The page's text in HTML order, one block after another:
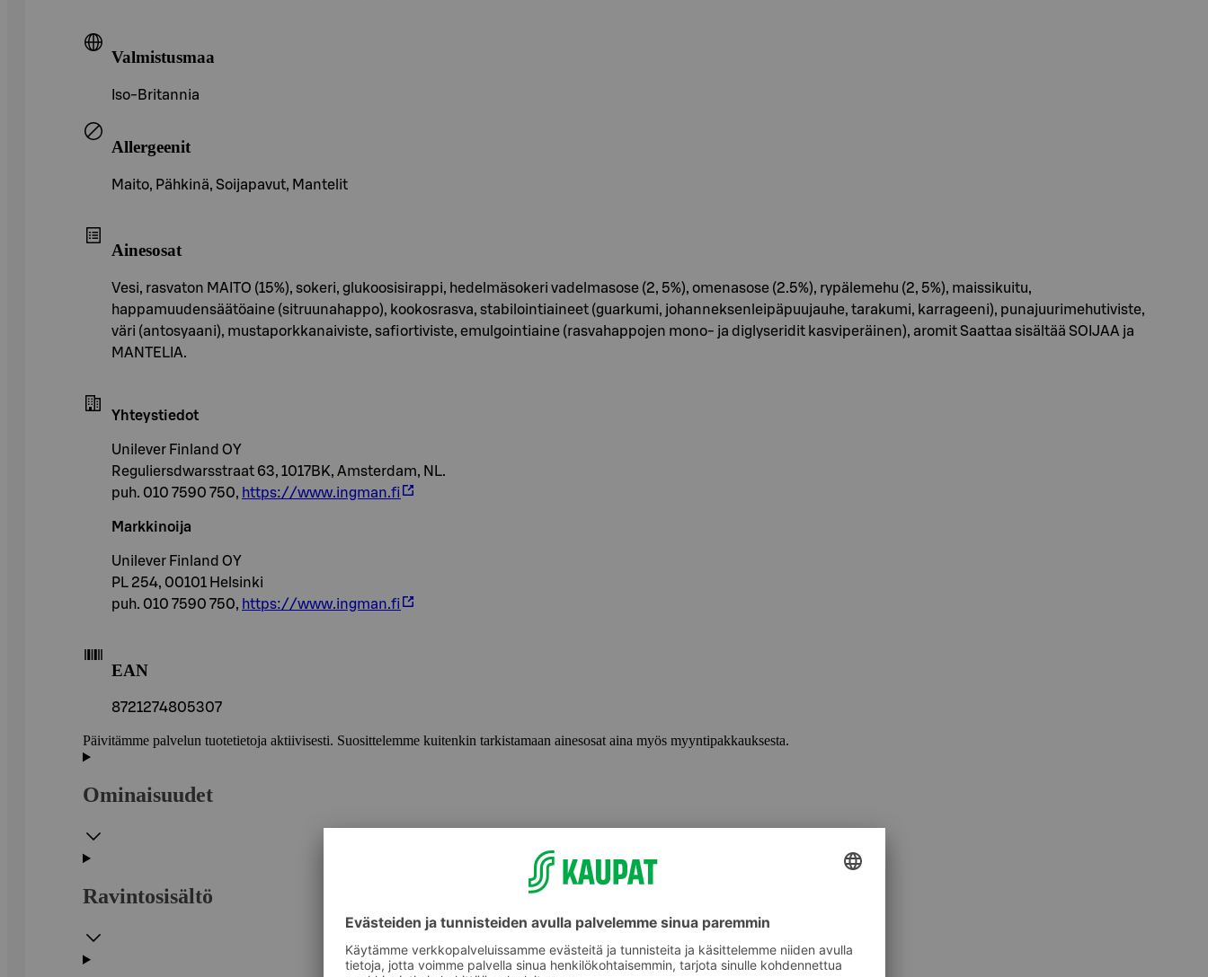
Valmistusmaa
Iso-Britannia
Allergeenit
Maito, Pähkinä, Soijapavut, Mantelit
Ainesosat
Vesi, rasvaton MAITO (15%), sokeri, glukoosisirappi, hedelmäsokeri vadelmasose (2, 5%), omenasose (2.5%), rypälemehu (2, 5%), maissikuitu,
happamuudensäätöaine (sitruunahappo), kookosrasva, stabilointiaineet (guarkumi, johanneksenleipäpuujauhe, tarakumi, karrageeni), punajuurimehutiviste,
väri (antosyaani), mustaporkkanaiviste, safiortiviste, emulgointiaine (rasvahappojen mono- ja diglyseridit kasviperäinen), aromit Saattaa sisältää SOIJAA ja
MANTELIA.
Yhteystiedot
Unilever Finland OY
Reguliersdwarsstraat 63, 1017BK, Amsterdam, NL.
puh. 010 7590 750, https://www.ingman.fi
Markkinoija
Unilever Finland OY
PL 254, 00101 Helsinki
puh. 010 7590 750, https://www.ingman.fi
EAN
8721274805307
Päivitämme palvelun tuotetietoja aktiivisesti. Suosittelemme kuitenkin tarkistamaan ainesosat aina myös myyntipakkauksesta.
Ominaisuudet
Ravintosisältö